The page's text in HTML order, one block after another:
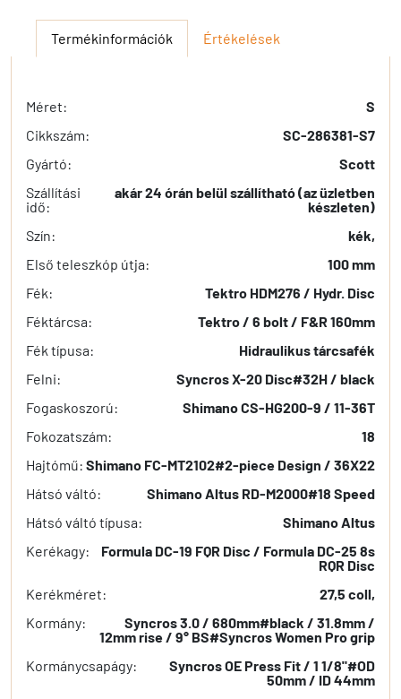
Termékinformációk Értékelések
Méret:
S
Cikkszám:
SC-286381-S7
Gyártó:
Scott
Szállítási
idő:
akár 24 órán belül szállítható (az üzletben
készleten)
Szín:
kék,
Első teleszkóp útja:
100 mm
Fék:
Tektro HDM276 / Hydr. Disc
Féktárcsa:
Tektro / 6 bolt / F&R 160mm
Fék típusa:
Hidraulikus tárcsafék
Felni:
Syncros X-20 Disc#32H / black
Fogaskoszorú:
Shimano CS-HG200-9 / 11-36T
Fokozatszám:
18
Hajtómű: Shimano FC-MT2102#2-piece Design / 36X22
Hátsó váltó:
Shimano Altus RD-M2000#18 Speed
Hátsó váltó típusa:
Shimano Altus
Kerékagy:
Formula DC-19 FQR Disc / Formula DC-25 8s
RQR Disc
Kerékméret:
27,5 coll,
Kormány:
Syncros 3.0 / 680mm#black / 31.8mm /
12mm rise / 9° BS#Syncros Women Pro grip
Kormánycsapágy:
Syncros OE Press Fit / 1 1/8"#OD
50mm / ID 44mm